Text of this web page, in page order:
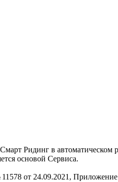
Ридинг в
основой Сервиса.
от 24.09.2021,